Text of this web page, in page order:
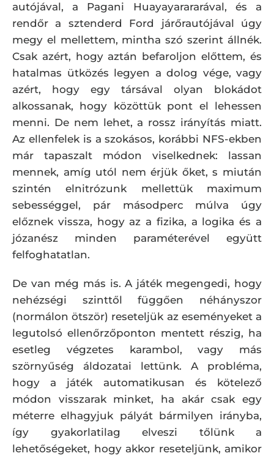
autójával, a Pagani Huayayarararával, és a
rendőr a sztenderd Ford járőrautójával úgy
megy el mellettem, mintha szó szerint állnék.
Csak azért, hogy aztán befaroljon előttem, és
hatalmas ütközés legyen a dolog vége, vagy
azért, hogy egy társával olyan blokádot
alkossanak, hogy közöttük pont el lehessen
menni. De nem lehet, a rossz irányítás miatt.
Az ellenfelek is a szokásos, korábbi NFS-ekben
már tapaszalt módon viselkednek: lassan
mennek, amíg utól nem érjük őket, s miután
szintén elnitrózunk mellettük maximum
sebességgel, pár másodperc múlva úgy
előznek vissza, hogy az a fizika, a logika és a
józanész minden paraméterével együtt
felfoghatatlan.
De van még más is. A játék megengedi, hogy
nehézségi szinttől függően néhányszor
(normálon ötször) reseteljük az eseményeket a
legutolsó ellenőrzőponton mentett részig, ha
esetleg végzetes karambol, vagy más
szörnyűség áldozatai lettünk. A probléma,
hogy a játék automatikusan és kötelező
módon visszarak minket, ha akár csak egy
méterre elhagyjuk pályát bármilyen irányba,
így gyakorlatilag elveszi tőlünk a
lehetőségeket, hogy akkor reseteljünk, amikor